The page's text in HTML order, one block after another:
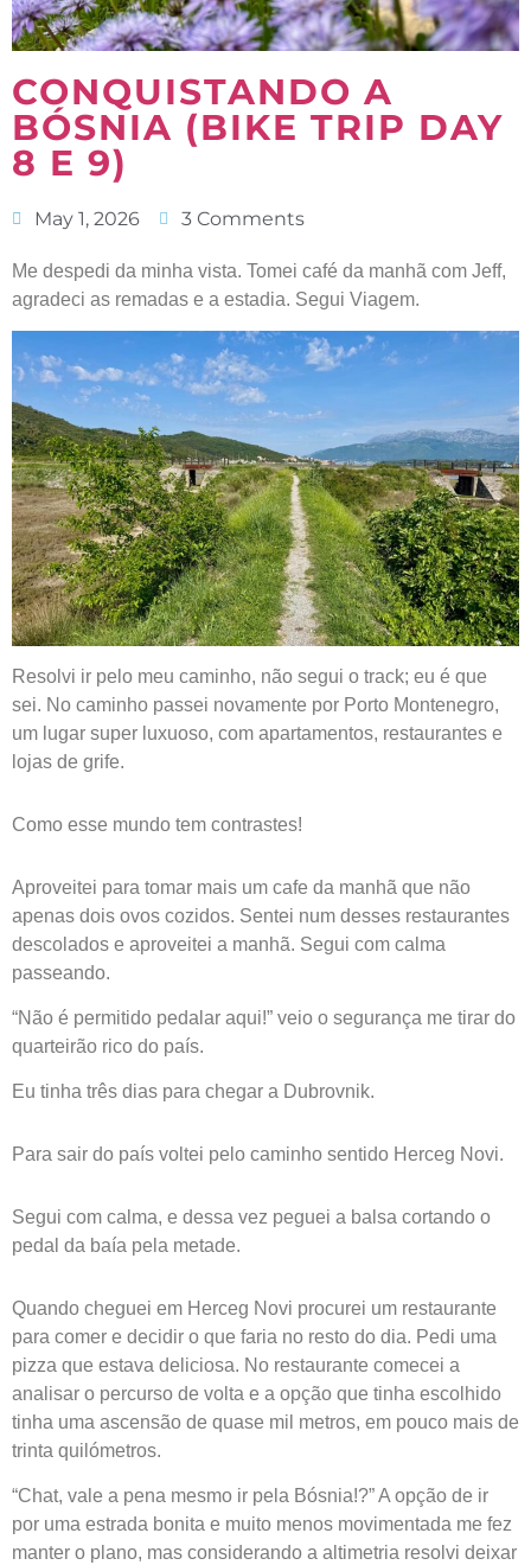
CONQUISTANDO A
BÓSNIA (BIKE TRIP DAY
8 E 9)
May 1, 2026 3 Comments
Me despedi da minha vista. Tomei café da manhã com Jeff,
agradeci as remadas e a estadia. Segui Viagem.
Resolvi ir pelo meu caminho, não segui o track; eu é que
sei. No caminho passei novamente por Porto Montenegro,
um lugar super luxuoso, com apartamentos, restaurantes e
lojas de grife.
Como esse mundo tem contrastes!
Aproveitei para tomar mais um cafe da manhã que não
apenas dois ovos cozidos. Sentei num desses restaurantes
descolados e aproveitei a manhã. Segui com calma
passeando.
“Não é permitido pedalar aqui!” veio o segurança me tirar do
quarteirão rico do país.
Eu tinha três dias para chegar a Dubrovnik.
Para sair do país voltei pelo caminho sentido Herceg Novi.
Segui com calma, e dessa vez peguei a balsa cortando o
pedal da baía pela metade.
Quando cheguei em Herceg Novi procurei um restaurante
para comer e decidir o que faria no resto do dia. Pedi uma
pizza que estava deliciosa. No restaurante comecei a
analisar o percurso de volta e a opção que tinha escolhido
tinha uma ascensão de quase mil metros, em pouco mais de
trinta quilómetros.
“Chat, vale a pena mesmo ir pela Bósnia!?” A opção de ir
por uma estrada bonita e muito menos movimentada me fez
manter o plano, mas considerando a altimetria resolvi deixar